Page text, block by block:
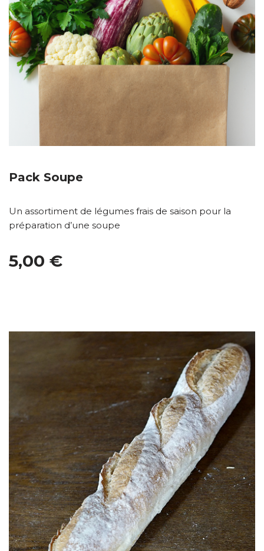
Pack Soupe
Un assortiment de légumes frais de saison pour la
préparation d’une soupe
5,00 €